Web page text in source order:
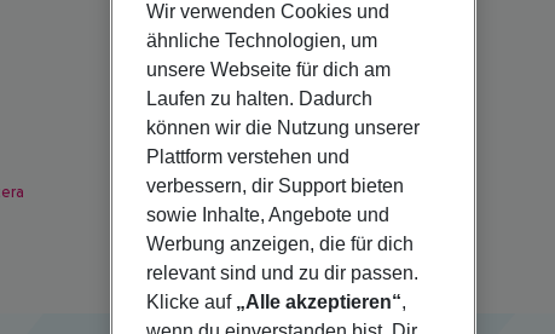
Jersey
Wir verwenden Cookies und
ähnliche Technologien, um
unsere Webseite für dich am
Laufen zu halten. Dadurch
können wir die Nutzung unserer
Plattform verstehen und
verbessern, dir Support bieten
sowie Inhalte, Angebote und
Werbung anzeigen, die für dich
relevant sind und zu dir passen.
Klicke auf „Alle akzeptieren“,